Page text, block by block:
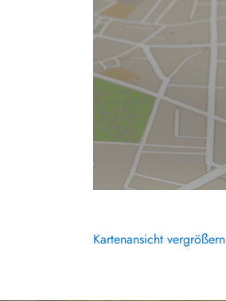
Kartenansicht vergrößern